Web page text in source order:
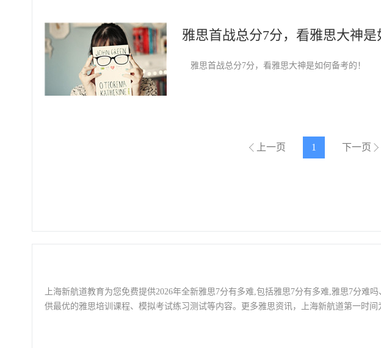
雅思首战总分7分，看雅思大神是
雅思首战总分7分，看雅思大神是如何备考的！
上一页 1 下一页
上海新航道教育为您免费提供2026年全新雅思7分有多难,包括雅思7分有多难,雅思7分难
供最优的雅思培训课程、模拟考试练习测试等内容。更多雅思资讯，上海新航道第一时间